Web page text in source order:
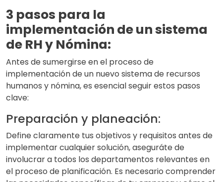
3 pasos para la
implementación de un sistema
de RH y Nómina:
Antes de sumergirse en el proceso de
implementación de un nuevo sistema de recursos
humanos y nómina, es esencial seguir estos pasos
clave:
Preparación y planeación:
Define claramente tus objetivos y requisitos antes de
implementar cualquier solución, aseguráte de
involucrar a todos los departamentos relevantes en
el proceso de planificación. Es necesario comprender